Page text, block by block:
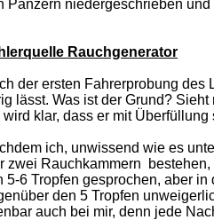
Panzern niedergeschrieben
Rauchgenerator
der ersten Fahrerprobung
lässt. Was ist der Grund?
wird klar, dass er mit
ich, unwissend wie es
zwei Rauchkammern
5-6 Tropfen gesprochen, aber
den 5 Tropfen
auch bei mir, denn jede